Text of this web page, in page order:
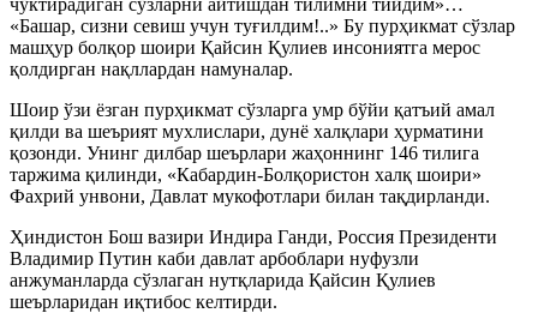
чўктирадиган сўзларни айтишдан тилимни тийдим»…
«Башар, сизни севиш учун туғилдим!..» Бу пурҳикмат сўзлар
машҳур болқор шоири Қайсин Қулиев инсониятга мерос
қолдирган нақллардан намуналар.
Шоир ўзи ёзган пурҳикмат сўзларга умр бўйи қатъий амал
қилди ва шеърият мухлислари, дунё халқлари ҳурматини
қозонди. Унинг дилбар шеърлари жаҳоннинг 146 тилига
таржима қилинди, «Кабардин-Болқористон халқ шоири»
Фахрий унвони, Давлат мукофотлари билан тақдирланди.
Ҳиндистон Бош вазири Индира Ганди, Россия Президенти
Владимир Путин каби давлат арбоблари нуфузли
анжуманларда сўзлаган нутқларида Қайсин Қулиев
шеърларидан иқтибос келтирди.